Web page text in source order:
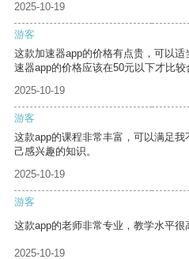
2025-10-19
游客
这款加速器app的价格有点贵，可以
速器app的价格应该在50元以下才比较
2025-10-19
游客
这款app的课程非常丰富，可以满足
己感兴趣的知识。
2025-10-19
游客
这款app的老师非常专业，教学水平很
2025-10-19